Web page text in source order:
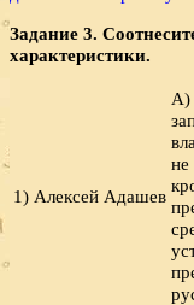
Задание 3.
характери­стики.
1) Алексей Адашев
А)
не